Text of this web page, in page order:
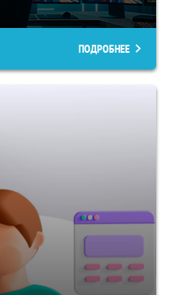
ПОДРОБНЕЕ